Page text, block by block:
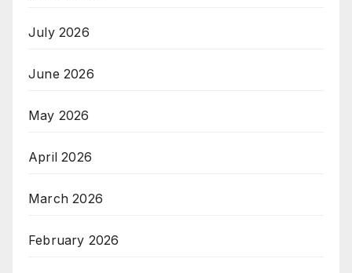
July 2026
June 2026
May 2026
April 2026
March 2026
February 2026